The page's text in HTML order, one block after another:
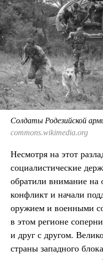
Солдаты Родезийской
commons.wikimedia.org
Несмотря на этот
социалистические
обратили внимание на
конфликт и начали
оружием и военными
в этом регионе
и друг с другом.
страны западного